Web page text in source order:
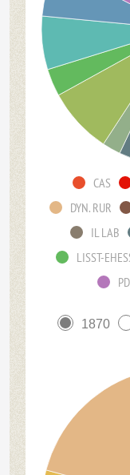
CAS
DYN. RUR
IL LAB
LISST-
1870